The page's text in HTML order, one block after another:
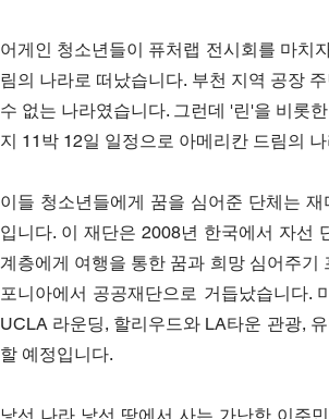
어게인 청소년들이 퓨처랩 전시회를 마치
림의 나라로 떠났습니다. 부천 지역 공장
수 없는 나라였습니다. 그런데 '린'을 비롯
지 11박 12일 일정으로 아메리칸 드림의
이들 청소년들에게 꿈을 심어준 단체는
입니다. 이 재단은 2008년 한국에서 자선
계층에게 여행을 통한 꿈과 희망 심어주
포니아에서 공공재단으로 거듭났습니다.
UCLA 라운딩, 할리우드와 LA타운 관광,
할 예정입니다.